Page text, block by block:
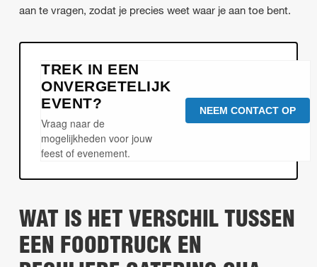
aan te vragen, zodat je precies weet waar je aan toe bent.
TREK IN EEN
ONVERGETELIJK
EVENT?
Vraag naar de
mogelijkheden voor jouw
feest of evenement.
NEEM CONTACT OP
WAT IS HET VERSCHIL TUSSEN
EEN FOODTRUCK EN